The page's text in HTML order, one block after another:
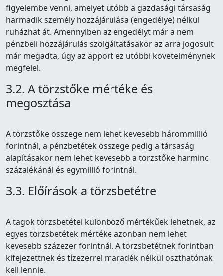
figyelembe venni, amelyet utóbb a gazdasági társaság
harmadik személy hozzájárulása (engedélye) nélkül
ruházhat át. Amennyiben az engedélyt már a nem
pénzbeli hozzájárulás szolgáltatásakor az arra jogosult
már megadta, úgy az apport ez utóbbi követelménynek
megfelel.
3.2. A törzstőke mértéke és
megosztása
A törzstőke összege nem lehet kevesebb hárommillió
forintnál, a pénzbetétek összege pedig a társaság
alapításakor nem lehet kevesebb a törzstőke harminc
százalékánál és egymillió forintnál.
3.3. Előírások a törzsbetétre
A tagok törzsbetétei különböző mértékűek lehetnek, az
egyes törzsbetétek mértéke azonban nem lehet
kevesebb százezer forintnál. A törzsbetétnek forintban
kifejezettnek és tízezerrel maradék nélkül oszthatónak
kell lennie.